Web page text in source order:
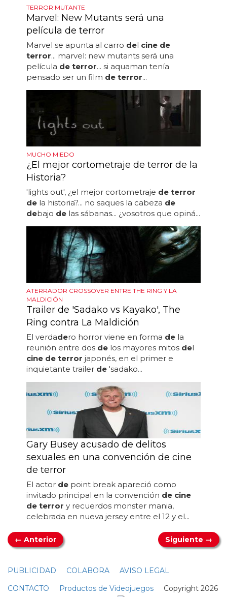
TERROR MUTANTE
Marvel: New Mutants será una
película de terror
Marvel se apunta al carro del cine de
terror... marvel: new mutants será una
película de terror... si aquaman tenía
pensado ser un film de terror...
MUCHO MIEDO
¿El mejor cortometraje de terror de la
Historia?
'lights out', ¿el mejor cortometraje de terror
de la historia?... no saques la cabeza de
debajo de las sábanas... ¿vosotros que opiná...
ATERRADOR CROSSOVER ENTRE THE RING Y LA
MALDICIÓN
Trailer de 'Sadako vs Kayako', The
Ring contra La Maldición
El verdadero horror viene en forma de la
reunión entre dos de los mayores mitos del
cine de terror japonés, en el primer e
inquietante trailer de 'sadako...
Gary Busey acusado de delitos
sexuales en una convención de cine
de terror
El actor de point break apareció como
invitado principal en la convención de cine
de terror y recuerdos monster mania,
celebrada en nueva jersey entre el 12 y el...
← Anterior Siguiente →
PUBLICIDAD COLABORA
AVISO LEGAL
CONTACTO
Productos de Videojuegos Copyright 2026